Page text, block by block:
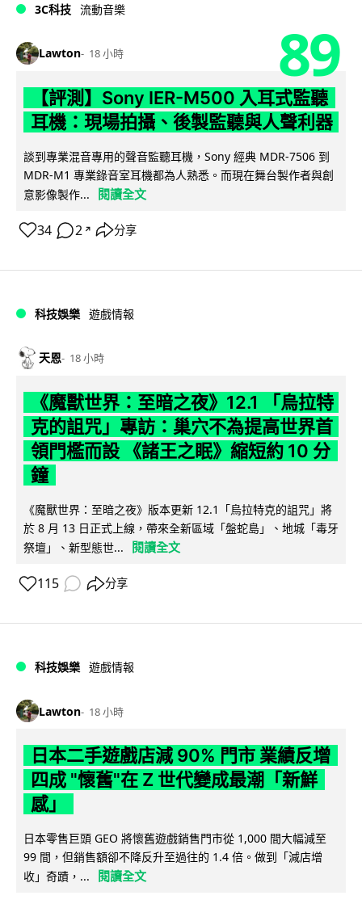
3C科技 流動音樂
Lawton 18 小時 89
【評測】Sony IER-M500 入耳式監聽
耳機：現場拍攝、後製監聽與人聲利器
談到專業混音專用的聲音監聽耳機，Sony 經典 MDR-7506 到
MDR-M1 專業錄音室耳機都為人熟悉。而現在舞台製作者與創
意影像製作...
閱讀全文
34 2 ↗ 分享
科技娛樂 遊戲情報
天恩 18 小時
《魔獸世界：至暗之夜》12.1 「烏拉特
克的詛咒」專訪：巢穴不為提高世界首
領門檻而設 《諸王之眠》縮短約 10 分
鐘
《魔獸世界：至暗之夜》版本更新 12.1「烏拉特克的詛咒」將
於 8 月 13 日正式上線，帶來全新區域「盤蛇島」、地城「毒牙
祭壇」、新型態世...
閱讀全文
115 分享
科技娛樂 遊戲情報
Lawton 18 小時
日本二手遊戲店減 90% 門市 業績反增
四成 "懷舊"在 Z 世代變成最潮「新鮮
感」
日本零售巨頭 GEO 將懷舊遊戲銷售門市從 1,000 間大幅減至
99 間，但銷售額卻不降反升至過往的 1.4 倍。做到「減店增
收」奇蹟，...
閱讀全文